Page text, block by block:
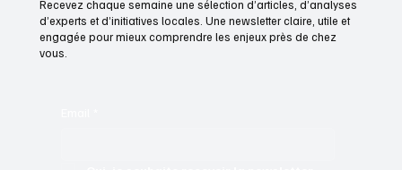
Recevez chaque semaine une sélection d’articles, d’analyses
d’experts et d’initiatives locales. Une newsletter claire, utile et
engagée pour mieux comprendre les enjeux près de chez
vous.